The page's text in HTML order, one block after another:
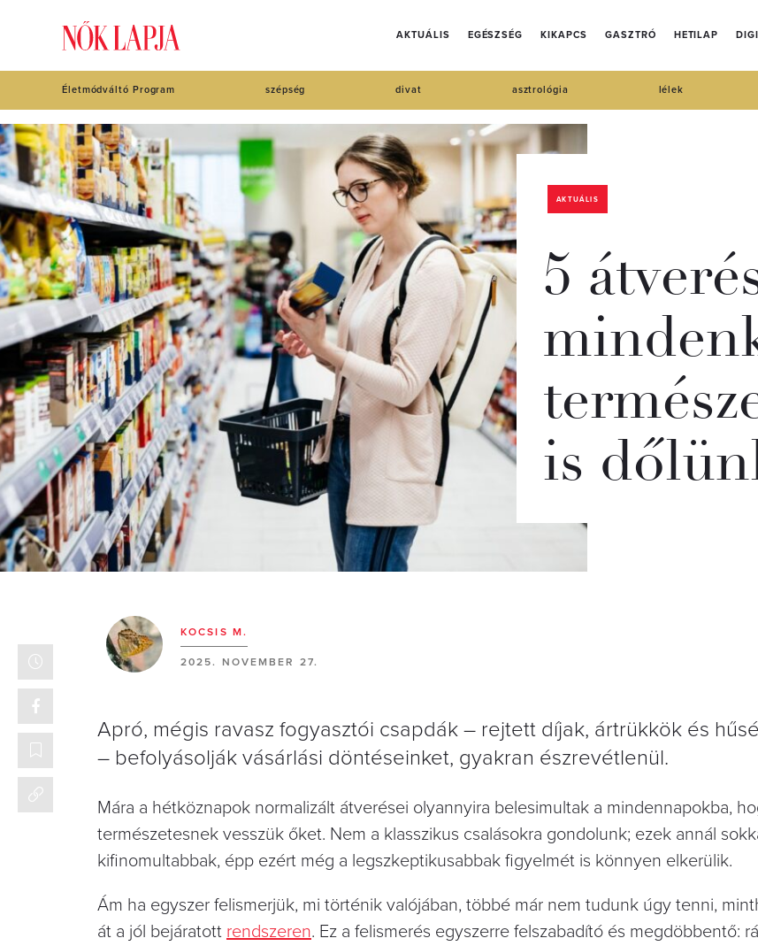
AKTUÁLIS EGÉSZSÉG KIKAPCS GASZTRÓ HETILAP
Életmódváltó Program szépség divat asztrológia lélek
AKTUÁLIS
5
is
KOCSIS M.
2025. NOVEMBER 27.
Apró, mégis ravasz fogyasztói csapdák – rejtett díjak, ártrükkök és
– befolyásolják vásárlási döntéseinket, gyakran észrevétlenül.
Mára a hétköznapok normalizált átverései olyannyira belesimultak a mindennapokba,
természetesnek vesszük őket. Nem a klasszikus csalásokra gondolunk; ezek annál
kifinomultabbak, épp ezért még a legszkeptikusabbak figyelmét is könnyen elkerülik.
Ám ha egyszer felismerjük, mi történik valójában, többé már nem tudunk úgy tenni,
át a jól bejáratott rendszeren. Ez a felismerés egyszerre felszabadító és megdöbbentő: